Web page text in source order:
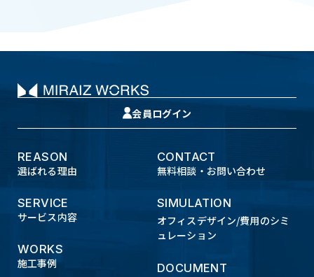
会員ログイン
REASON
選ばれる理由
SERVICE
サービス内容
WORKS
施工事例
CONTACT
無料相談・お問い合わせ
SIMULATION
オフィスデザイン/費用のシミ
ュレーション
DOCUMENT